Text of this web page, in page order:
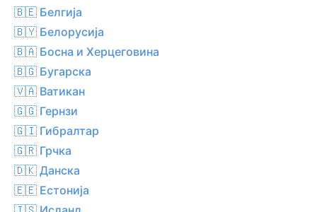
🇧🇪 Белгија
🇧🇾 Белорусија
🇧🇦 Босна и Херцеговина
🇧🇬 Бугарска
🇻🇦 Ватикан
🇬🇬 Гернзи
🇬🇮 Гибралтар
🇬🇷 Грчка
🇩🇰 Данска
🇪🇪 Естонија